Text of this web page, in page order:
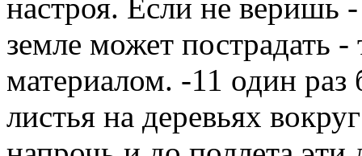
настроя. Если не веришь
земле может пострадать
материалом. -11 один
листья на деревьях